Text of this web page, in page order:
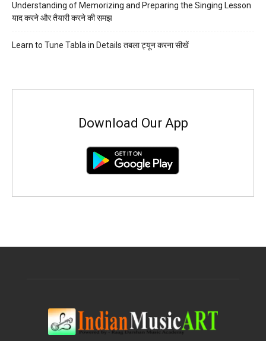
Understanding of Memorizing and Preparing the Singing Lesson
याद करने और तैयारी करने की समझ
Learn to Tune Tabla in Details तबला ट्यून करना सीखें
Download Our App